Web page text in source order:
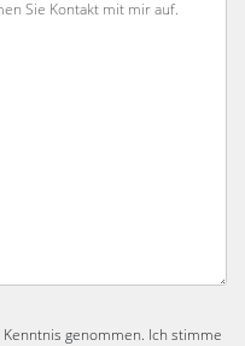
genommen. Ich stimme